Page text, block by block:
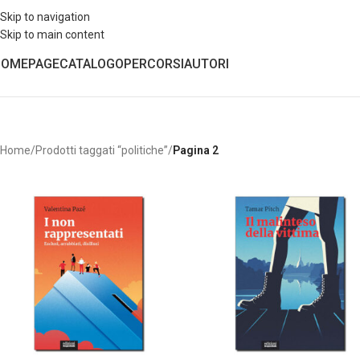
Skip to navigation
Skip to main content
CATALOGOPERCORSIAUTORI
Home/Prodotti taggati “politiche”/Pagina 2